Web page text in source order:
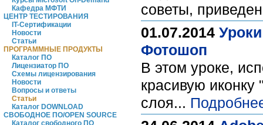
Кафедра МФТИ
ЦЕНТР ТЕСТИРОВАНИЯ
IT-Сертификации
Новости
Статьи
ПРОГРАММНЫЕ ПРОДУКТЫ
Каталог ПО
Лицензиатор ПО
Схемы лицензирования
Новости
Вопросы и ответы
Статьи
Каталог DOWNLOAD
СВОБОДНОЕ ПО/OPEN SOURCE
Каталог свободного ПО
советы,
01.07.2014
Фотошоп
В этом уроке,
красивую
слоя...